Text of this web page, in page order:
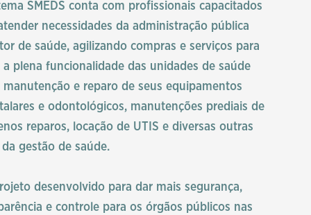
SMEDS conta com profissionais capacitados
necessidades da administração pública
de saúde, agilizando compras e serviços para
a plena funcionalidade das unidades de saúde
manutenção e reparo de seus equipamentos
e odontológicos, manutenções prediais de
reparos, locação de UTIS e diversas outras
da gestão de saúde.
desenvolvido para dar mais segurança,
e controle para os órgãos públicos nas